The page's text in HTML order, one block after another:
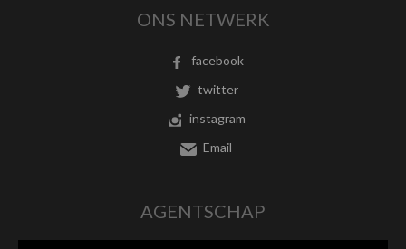
ONS NETWERK
facebook
twitter
instagram
Email
AGENTSCHAP